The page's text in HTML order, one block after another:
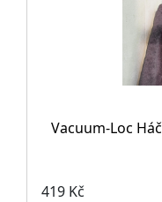
Vacuum-Loc
419 Kč